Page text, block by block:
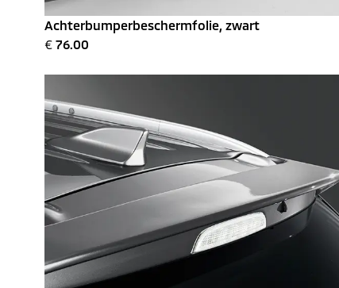
Achterbumperbeschermfolie, zwart
€ 76.00